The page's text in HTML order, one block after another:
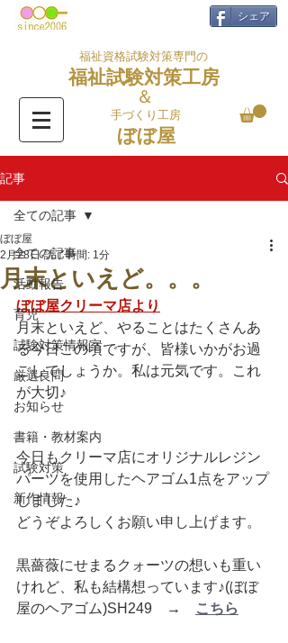
シェア
福祉資格試験対策専門の
福祉試験対策工房
＆
手づくり工房
ぼぼ屋
記事
全ての記事
活動報告
育児
試験対策情報室
厳選良問
お知らせ
書籍・教材案内
試験対策
新作情報
全ての記事
月末といえど。。。
ぼぼ屋
2月28日 読了時間: 1分
ぼぼ屋クリーマ店より
月末といえど、やることはたくさんあ
る今日この頃ですが、皆様いかがお過
ごしでしょうか。私は元気です。これ
が大切♪
今日もクリーマ店にオリジナルレジン
パーツを使用したヘアゴム1点をアップ
しました♪
どうぞよろしくお願い申し上げます。
黒薔薇にせまるクォーツの想いも重い
けれど、私も結構想っています♪(ぼぼ
屋のヘアゴム)SH249　→
こちら